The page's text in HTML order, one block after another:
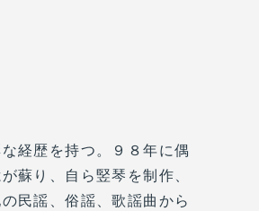
経歴を持つ。９８年に偶
蘇り、自ら竪琴を制作、
民謡、俗謡、歌謡曲から